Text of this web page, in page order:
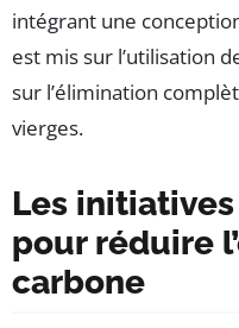
intégrant une
est mis sur l’utilisation
sur l’élimination
vierges.
Les
pour réduire
carbone